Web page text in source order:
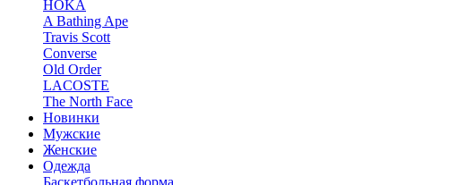
HOKA
A Bathing Ape
Travis Scott
Converse
Old Order
LACOSTE
The North Face
Новинки
Мужские
Женские
Одежда
Баскетбольная форма